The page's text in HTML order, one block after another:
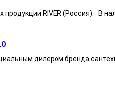
RIVER (Россия): В
дилером бренда